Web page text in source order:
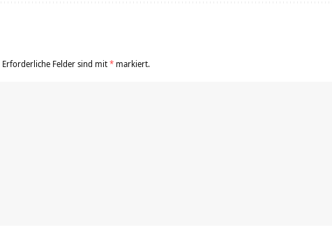
Erforderliche Felder sind mit* markiert.